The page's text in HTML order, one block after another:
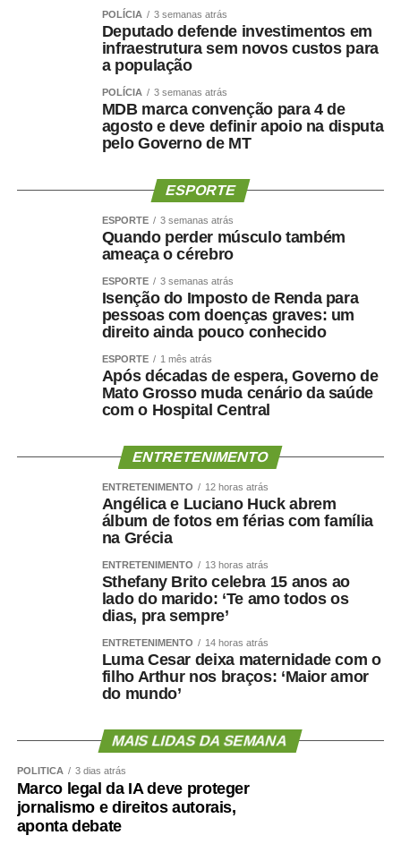
A Comissão de Relações Exteriores (CRE) tem reunião
marcada para terça-feira (11), às 10h. Na pauta de dez
itens, estão acordos, convenções e protocolos firmados
pelo Brasil com outros países, entre eles oPDL
, que ratifica o Protocolo de Montevidéu sobre
II), assinado em 2011.
Na quarta-feira (12), a partir das 10h, a Comissão de
Esporte (CEsp) se reúne para votar dois projetos. Um
PL 3.905/2025 , que institui Política Nacional de
Acesso à Atividade Física pelo SUS para prevenir e
controlar o câncer.
Ainda na quarta, às 10h, a Comissão de Ciência e
Tecnologia (CCT) analisa pauta com 56 itens. Entre eles,
estão projetos de decreto legislativo que tratam de
concessão e renovação de outorga para emissoras de
inclui a cidadania digital entre os eixos da Política
as ações previstas, o estímulo à educação midiática no
ambiente de ensino, a orientação das famílias sobre
consumo tecnológico e a ampliação de parcerias entre o
governo e empresas privadas na área digital.
Audiências públicas
Nas comissões, além das reuniões deliberativas, estão
marcadas as seguintes audiências públicas para a
semana se esforço concentrado:
Segunda-feira (10), às 10h: a Subcomissão
Permanente dos Povos Indígenas Yanomami
debaterá a prestação de contas dos recursos
orçamentários discricionários e dos créditos
extraordinários destinados a ações no território
Ianomâmi e dos recursos do Fundo Amazônia para
POLÍCIA 3 semanas atrás
Deputado defende investimentos em
infraestrutura sem novos custos para
a população
POLÍCIA 3 semanas atrás
MDB marca convenção para 4 de
agosto e deve definir apoio na disputa
pelo Governo de MT
ESPORTE
ESPORTE 3 semanas atrás
Quando perder músculo também
ameaça o cérebro
ESPORTE 3 semanas atrás
Isenção do Imposto de Renda para
pessoas com doenças graves: um
direito ainda pouco conhecido
ESPORTE 1 mês atrás
Após décadas de espera, Governo de
Mato Grosso muda cenário da saúde
com o Hospital Central
ENTRETENIMENTO
ENTRETENIMENTO 12 horas atrás
Angélica e Luciano Huck abrem
álbum de fotos em férias com família
na Grécia
ENTRETENIMENTO 13 horas atrás
Sthefany Brito celebra 15 anos ao
lado do marido: ‘Te amo todos os
dias, pra sempre’
ENTRETENIMENTO 14 horas atrás
Luma Cesar deixa maternidade com o
filho Arthur nos braços: ‘Maior amor
do mundo’
MAIS LIDAS DA SEMANA
POLÍTICA 3 dias atrás
Marco legal da IA deve proteger
jornalismo e direitos autorais,
aponta debate